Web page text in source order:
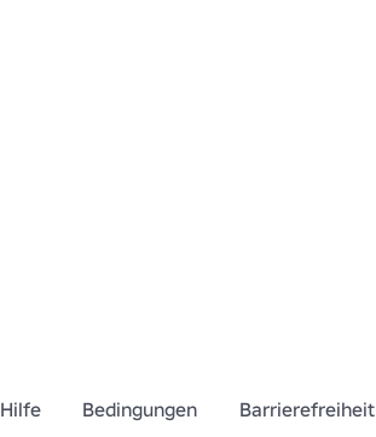
Hilfe Bedingungen Barrierefreiheit